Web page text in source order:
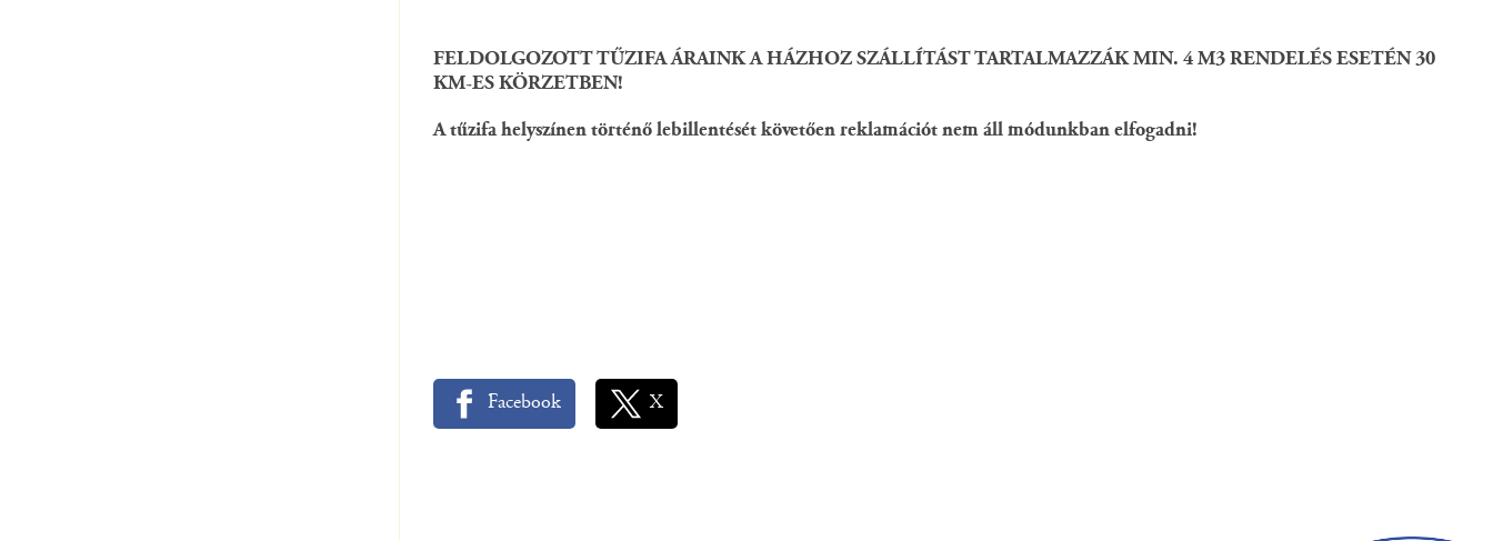
FELDOLGOZOTT TŰZIFA ÁRAINK A HÁZHOZ SZÁLLÍTÁST TARTALMAZZÁK MIN. 4 M3 RENDELÉS ESETÉN 30
KM-ES KÖRZETBEN!
A tűzifa helyszínen történő lebillentését követően reklamációt nem áll módunkban elfogadni!
Facebook X